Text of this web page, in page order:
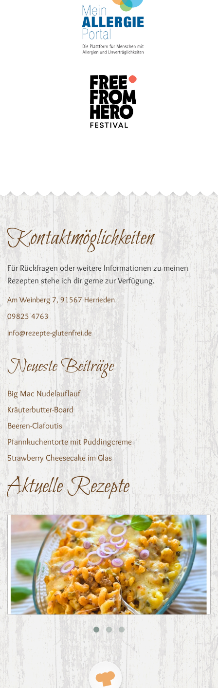
Kontaktmöglichkeiten
Für Rückfragen oder weitere Informationen zu meinen
Rezepten stehe ich dir gerne zur Verfügung.
Am Weinberg 7, 91567 Herrieden
09825 4763
info@rezepte-glutenfrei.de
Neueste Beiträge
Big Mac Nudelauflauf
Kräuterbutter-Board
Beeren-Clafoutis
Pfannkuchentorte mit Puddingcreme
Strawberry Cheesecake im Glas
Aktuelle Rezepte
Big Mac Nudelauflauf